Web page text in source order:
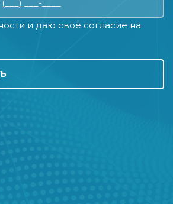
и даю своё согласие на